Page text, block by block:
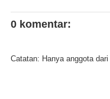
0 komentar:
Catatan: Hanya anggota